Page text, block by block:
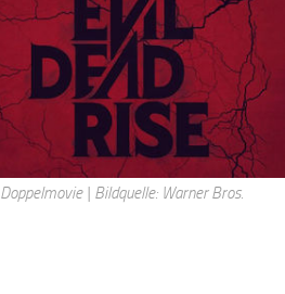
Doppelmovie | Bildquelle: Warner Bros.